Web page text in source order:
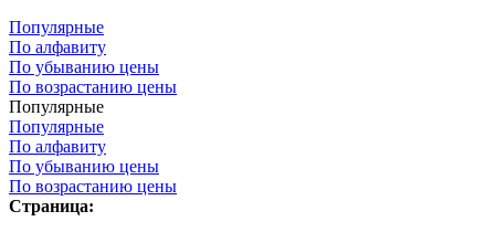
Популярные
По алфавиту
По убыванию цены
По возрастанию цены
Популярные
Популярные
По алфавиту
По убыванию цены
По возрастанию цены
Страница: